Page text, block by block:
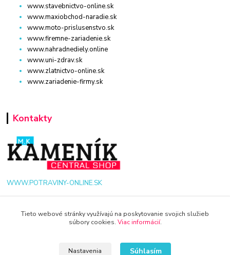
www.stavebnictvo-online.sk
www.maxiobchod-naradie.sk
www.moto-prislusenstvo.sk
www.firemne-zariadenie.sk
www.nahradnediely.online
www.uni-zdrav.sk
www.zlatnictvo-online.sk
www.zariadenie-firmy.sk
Kontakty
WWW.POTRAVINY-ONLINE.SK
+421 940 949 000
Tieto webové stránky využívajú na poskytovanie svojich služieb
súbory cookies. Viac informácií.
Nastavenia Súhlasím